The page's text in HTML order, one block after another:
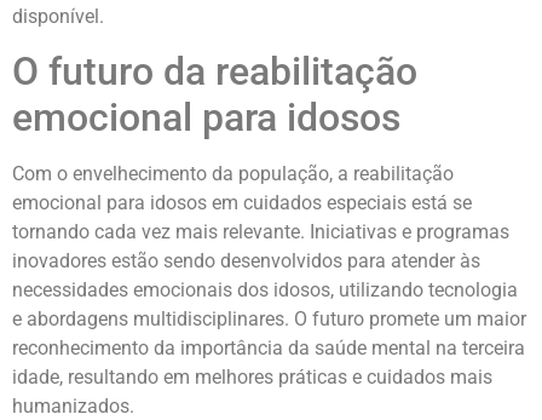
disponível.
O futuro da reabilitação
emocional para idosos
Com o envelhecimento da população, a reabilitação
emocional para idosos em cuidados especiais está se
tornando cada vez mais relevante. Iniciativas e programas
inovadores estão sendo desenvolvidos para atender às
necessidades emocionais dos idosos, utilizando tecnologia
e abordagens multidisciplinares. O futuro promete um maior
reconhecimento da importância da saúde mental na terceira
idade, resultando em melhores práticas e cuidados mais
humanizados.